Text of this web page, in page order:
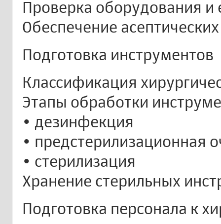
Проверка оборудования и
Обеспечение
Подготовка инструментов
Классификация
Этапы обработки
• дезинфекция
• предстерилизационная
• стерилизация
Хранение стерильных
Подготовка персонала к